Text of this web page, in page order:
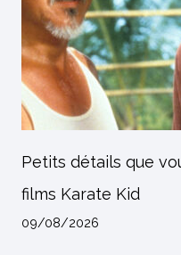
Petits détails que
films Karate Kid
09/08/2026